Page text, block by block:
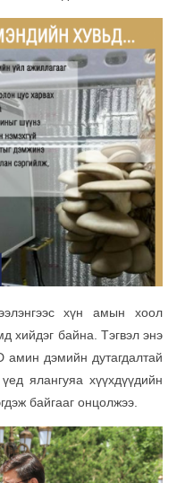
хүн амын хоол
хийдэг байна. Тэгвэл энэ
амин дэмийн дутагдалтай
ялангуяа хүүхдүүдийн
байгааг онцолжээ.